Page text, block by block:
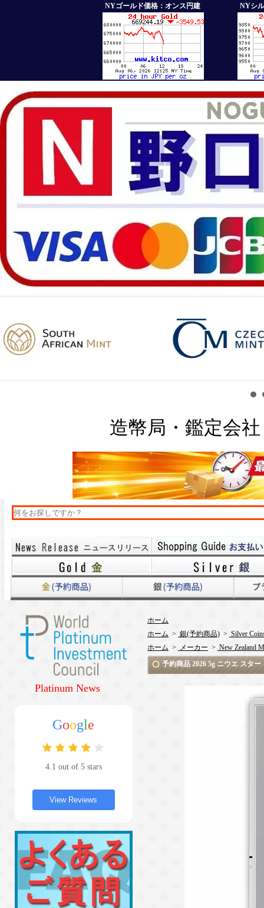
NYゴールド価格：オンス円建 NYシ
造幣局・鑑定会
Platinum News
Google
4.1 out of 5 stars
View Reviews
ホーム
ホーム > 銀(予約商品) > Silver
ホーム > メーカー > New Zealand
予約商品 2026 5g ニウエ スタ